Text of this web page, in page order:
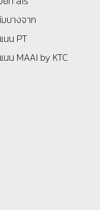
บางจาก
นน PT
นน MAAI by KTC